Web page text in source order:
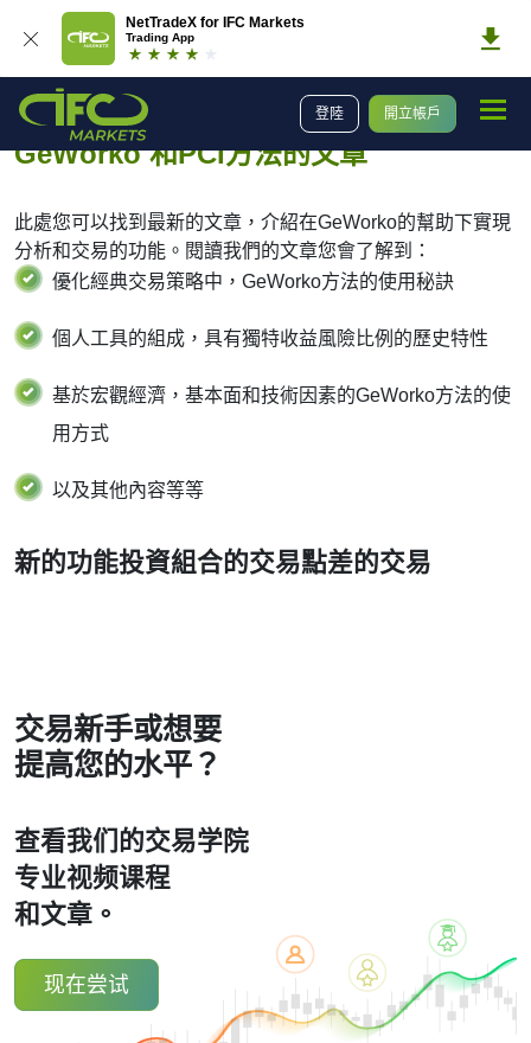
NetTradeX for IFC Markets
Trading App
登陸 開立帳戶
交易 PCI應用的文章
GeWorko 和PCI方法的文章
此處您可以找到最新的文章，介紹在GeWorko的幫助下實現
分析和交易的功能。閱讀我們的文章您會了解到：
優化經典交易策略中，GeWorko方法的使用秘訣
個人工具的組成，具有獨特收益風險比例的歷史特性
基於宏觀經濟，基本面和技術因素的GeWorko方法的使
用方式
以及其他內容等等
新的功能投資組合的交易點差的交易
交易新手或想要
提高您的水平？
查看我们的交易学院
专业视频课程
和文章。
现在尝试